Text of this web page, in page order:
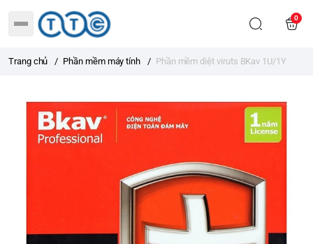
0
Trang chủ / Phần mềm máy tính / Phần mềm diệt viruts BKav 1U/1Y